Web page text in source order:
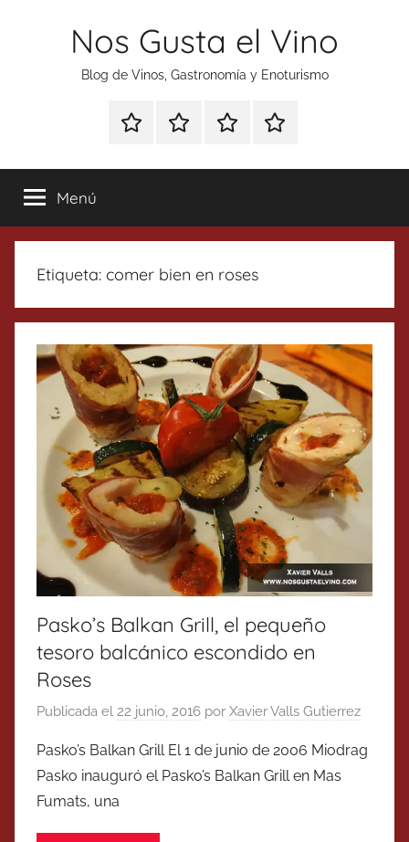
Nos Gusta el Vino
Blog de Vinos, Gastronomía y Enoturismo
Especial
Tonics
Enoturismo
Gastronomía
RankingContacto
Menú
Etiqueta: comer bien en roses
Pasko’s Balkan Grill, el pequeño
tesoro balcánico escondido en
Roses
Publicada el 22 junio, 2016 por Xavier Valls Gutierrez
Pasko’s Balkan Grill El 1 de junio de 2006 Miodrag
Pasko inauguró el Pasko’s Balkan Grill en Mas
Fumats, una